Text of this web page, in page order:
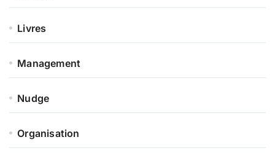
Livres
Management
Nudge
Organisation